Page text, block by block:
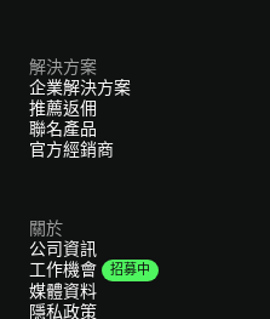
解決方案
企業解決方案
推薦返佣
聯名產品
官方經銷商
關於
公司資訊
工作機會
招募中
媒體資料
隱私政策